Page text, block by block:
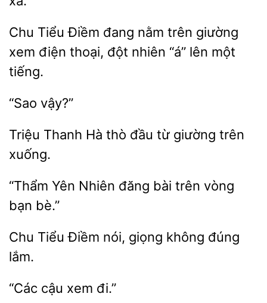
Chu Tiểu Điềm nằm
giường
xem
thoại, đột nhiên “á” lên một
tiếng.
Triệu Hà thò từ giường trên
Yên Nhiên đăng bài
vòng
bạn
Tiểu Điềm nói, không đúng
xem